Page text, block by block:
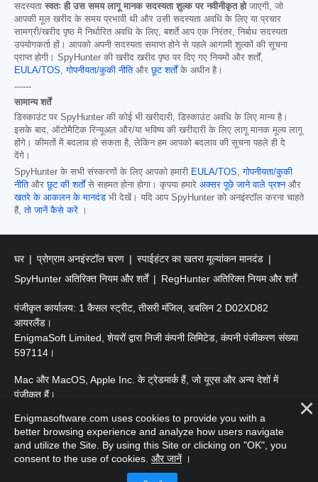
सदस्यता स्वतः ही उस समय लागू मानक सदस्यता शुल्क पर नवीनीकृत होजाएगी, जो
आपकी मूल खरीद के समय प्रभावी थी और उसी सदस्यता अवधि के लिए या प्रचार
सामग्री/खरीद पृष्ठ में निर्धारित अवधि के लिए, बशर्ते आप एक निरंतर, निर्बाध सदस्यता
उपयोगकर्ता हों। आपको अपनी सदस्यता समाप्त होने से पहले आगामी शुल्कों की सूचना
प्राप्त होगी। SpyHunter की खरीद खरीद पृष्ठ पर दिए गए नियमों और शर्तों,
EULA/TOS,गोपनीयता/कुकी नीतिऔरछूट शर्तोंके अधीन है।
------
सामान्य शर्तें
डिस्काउंट पर SpyHunter की कोई भी खरीदारी, डिस्काउंट अवधि के लिए मान्य है।
इसके बाद, ऑटोमैटिक रिन्यूअल और/या भविष्य की खरीदारी के लिए लागू मानक मूल्य लागू
होंगे। कीमतों में बदलाव हो सकता है, लेकिन हम आपको बदलाव की सूचना पहले ही दे
देंगे।
SpyHunter के सभी संस्करणों के लिए आपको हमारी EULA/TOS,गोपनीयता/कुकी
नीतिऔरछूट की शर्तोंसे सहमत होना होगा। कृपया हमारे अक्सर पूछे जाने वाले प्रश्नऔर
खतरे के आकलन के मानदंड भी देखें। यदि आप SpyHunter को अनइंस्टॉल करना चाहते
हैं,तो जानें कैसे करें ।
घर प्रोग्राम अनइंस्टॉल चरण
स्पाईहंटर का खतरा मूल्यांकन मानदंड
SpyHunter अतिरिक्त नियम और शर्तें
RegHunter अतिरिक्त नियम और शर्तें
पंजीकृत कार्यालय: 1 कैसल स्ट्रीट, तीसरी मंजिल, डबलिन 2 D02XD82
आयरलैंड।
EnigmaSoft Limited, शेयरों द्वारा निजी कंपनी लिमिटेड, कंपनी पंजीकरण संख्या
597114।
Mac और MacOS, Apple Inc. के ट्रेडमार्क हैं, जो यूएस और अन्य देशों में
पंजीकृत हैं।
कॉपीराइट 2016-2026। EnigmaSoft Ltd. सर्वाधिकार सुरक्षित।
Enigmasoftware.com uses cookies to provide you with a
better browsing experience and analyze how users navigate
and utilize the Site. By using this Site or clicking on "OK", you
consent to the use of cookies. और जानें ।